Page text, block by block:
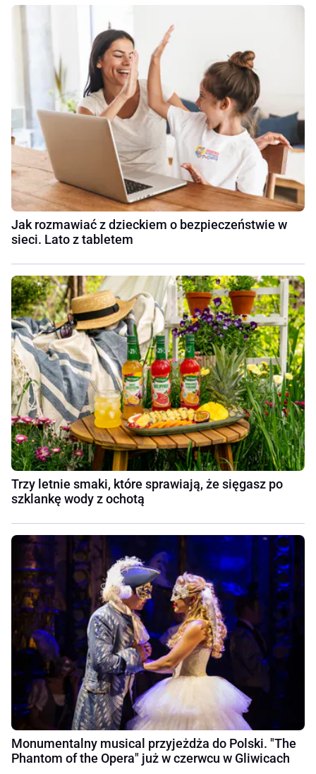
Jak rozmawiać z dzieckiem o bezpieczeństwie w
sieci. Lato z tabletem
Trzy letnie smaki, które sprawiają, że sięgasz po
szklankę wody z ochotą
Monumentalny musical przyjeżdża do Polski. "The
Phantom of the Opera" już w czerwcu w Gliwicach